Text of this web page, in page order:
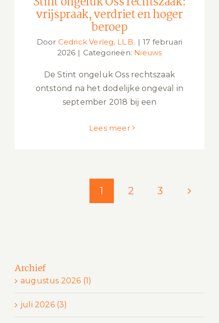
vrijspraak, verdriet en hoger
beroep
Door Cedrick Verleg, LL.B. | 17 februari
2026 | Categorieën: Nieuws
De Stint ongeluk Oss rechtszaak
ontstond na het dodelijke ongeval in
september 2018 bij een
Lees meer
1 2 3
Archief
augustus 2026 (1)
juli 2026 (3)